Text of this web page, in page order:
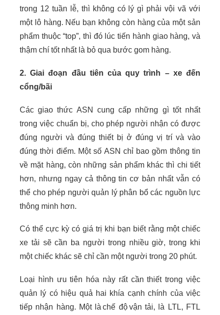
trong 12 tuần lễ, thì không có lý gì phải vội vã với
một lô hàng. Nếu bạn không còn hàng của một sản
phẩm thuộc “top”, thì đó lúc tiến hành giao hàng, và
thậm chí tốt nhất là bỏ qua bước gom hàng.
2. Giai đoạn đầu tiên của quy trình – xe đến
cổng/bãi
Các giao thức ASN cung cấp những gì tốt nhất
trong việc chuẩn bị, cho phép người nhận có được
đúng người và đúng thiết bị ở đúng vị trí và vào
đúng thời điểm. Một số ASN chỉ bao gồm thông tin
về mặt hàng, còn những sản phẩm khác thì chi tiết
hơn, nhưng ngay cả thông tin cơ bản nhất vẫn có
thể cho phép người quản lý phân bổ các nguồn lực
thông minh hơn.
Có thể cực kỳ có giá trị khi bạn biết rằng một chiếc
xe tải sẽ cần ba người trong nhiều giờ, trong khi
một chiếc khác sẽ chỉ cần một người trong 20 phút.
Loại hình ưu tiên hóa này rất cần thiết trong việc
quản lý có hiệu quả hai khía cạnh chính của việc
tiếp nhận hàng. Một là chế độ vận tải, là LTL, FTL